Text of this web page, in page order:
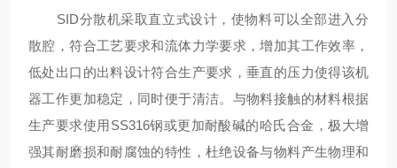
SID分散机采取直立式设计，使物料可以全部进入分
散腔，符合工艺要求和流体力学要求，增加其工作效率，
低处出口的出料设计符合生产要求，垂直的压力使得该机
器工作更加稳定，同时便于清洁。与物料接触的材料根据
生产要求使用SS316钢或更加耐酸碱的哈氏合金，极大增
强其耐磨损和耐腐蚀的特性，杜绝设备与物料产生物理和